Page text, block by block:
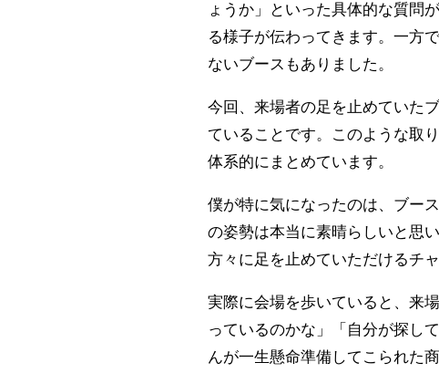
ょうか」といった具体的な質問
る様子が伝わってきます。一方
ないブースもありました。
今回、来場者の足を止めていた
ていることです。このような取
体系的にまとめています。
僕が特に気になったのは、ブー
の姿勢は本当に素晴らしいと思
方々に足を止めていただけるチ
実際に会場を歩いていると、来
っているのかな」「自分が探し
んが一生懸命準備してこられた